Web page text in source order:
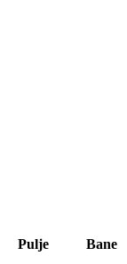
Pulje Bane